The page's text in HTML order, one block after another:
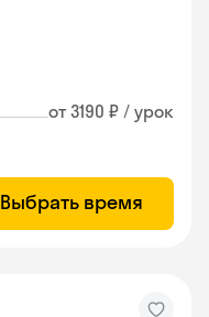
от 3190 ₽ / урок
Выбрать время